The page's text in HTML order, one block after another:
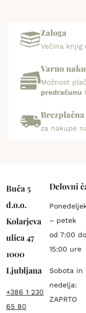
Zaloga
Večina knjig
Varno
Možnost
predračunu
za nakupe
Buča 5
d.o.o.
Kolarjeva
ulica 47
1000
Ljubljana
+386 1 230
65 80
Delovni
– petek
od 7:00 do
15:00 ure
Sobota in
nedelja:
ZAPRTO